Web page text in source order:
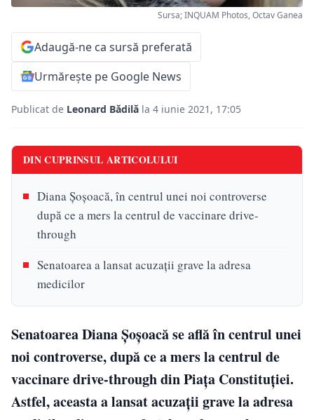
Sursa; INQUAM Photos, Octav Ganea
Adaugă-ne ca sursă preferată
Urmărește pe Google News
Publicat de Leonard Bădilă la 4 iunie 2021, 17:05
DIN CUPRINSUL ARTICOLULUI
Diana Șoșoacă, în centrul unei noi controverse
după ce a mers la centrul de vaccinare drive-
through
Senatoarea a lansat acuzații grave la adresa
medicilor
Senatoarea Diana Șoșoacă se află în centrul unei
noi controverse, după ce a mers la centrul de
vaccinare drive-through din Piața Constituției.
Astfel, aceasta a lansat acuzații grave la adresa